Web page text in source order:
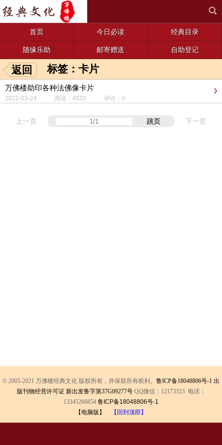
首页 今日必读 经典目录
随缘乐助 邮寄赠送 自助登记
返回 标签：卡片
万佛楼助印各种法佛像卡片
2022-03-24 阅读：4520 评论：0
上一页 跳页 下一页
© 2005-2021 万佛楼经典文化 版权所有，并保留所有权利。 鲁ICP备18048806号-1 出
版刊物经营许可证 新出发鲁字第37G09277号 QQ微信：12173323 电话：
13345266854 鲁ICP备18048806号-1
【电脑版】
【回到顶部】